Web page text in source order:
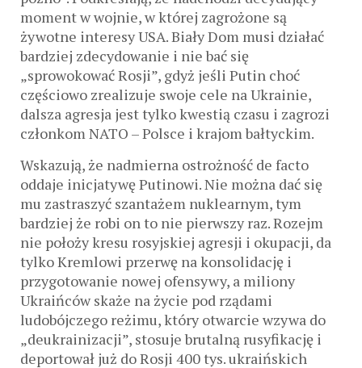
moment w wojnie, w której zagrożone są
żywotne interesy USA. Biały Dom musi działać
bardziej zdecydowanie i nie bać się
„sprowokować Rosji”, gdyż jeśli Putin choć
częściowo zrealizuje swoje cele na Ukrainie,
dalsza agresja jest tylko kwestią czasu i zagrozi
członkom NATO – Polsce i krajom bałtyckim.
Wskazują, że nadmierna ostrożność de facto
oddaje inicjatywę Putinowi. Nie można dać się
mu zastraszyć szantażem nuklearnym, tym
bardziej że robi on to nie pierwszy raz. Rozejm
nie położy kresu rosyjskiej agresji i okupacji, da
tylko Kremlowi przerwę na konsolidację i
przygotowanie nowej ofensywy, a miliony
Ukraińców skaże na życie pod rządami
ludobójczego reżimu, który otwarcie wzywa do
„deukrainizacji”, stosuje brutalną rusyfikację i
deportował już do Rosji 400 tys. ukraińskich